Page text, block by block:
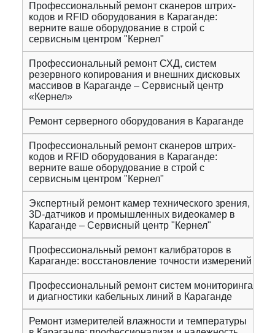
Профессиональный ремонт сканеров штрих-
кодов и RFID оборудования в Караганде:
верните ваше оборудование в строй с
сервисным центром "Кернел"
Профессиональный ремонт СХД, систем
резервного копирования и внешних дисковых
массивов в Караганде – Сервисный центр
«Кернел»
Ремонт серверного оборудования в Караганде
Профессиональный ремонт сканеров штрих-
кодов и RFID оборудования в Караганде:
верните ваше оборудование в строй с
сервисным центром "Кернел"
Экспертный ремонт камер технического зрения,
3D-датчиков и промышленных видеокамер в
Караганде – Сервисный центр "Кернел"
Профессиональный ремонт калибраторов в
Караганде: восстановление точности измерений
Профессиональный ремонт систем мониторинга
и диагностики кабельных линий в Караганде
Ремонт измерителей влажности и температуры